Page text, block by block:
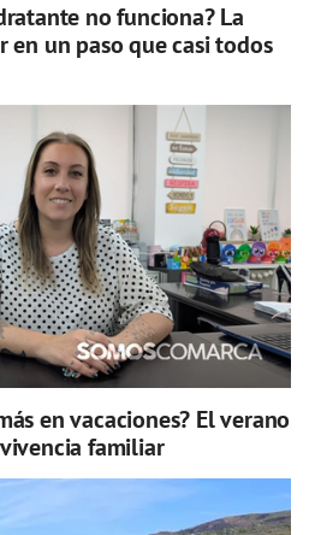
no funciona? La
en un paso que casi todos
en vacaciones? El verano
familiar